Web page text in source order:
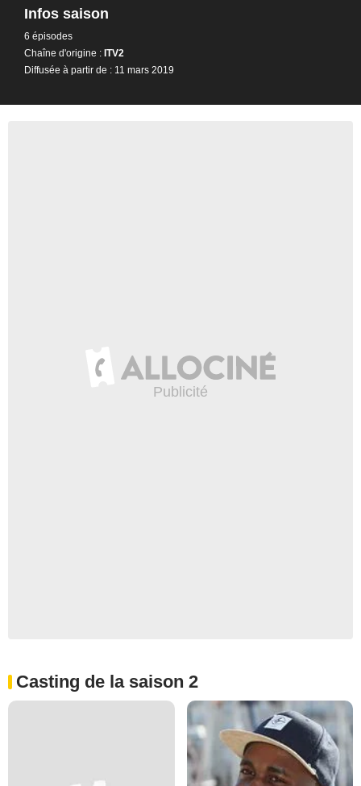
Infos saison
6 épisodes
Chaîne d'origine : ITV2
Diffusée à partir de : 11 mars 2019
Casting de la saison 2